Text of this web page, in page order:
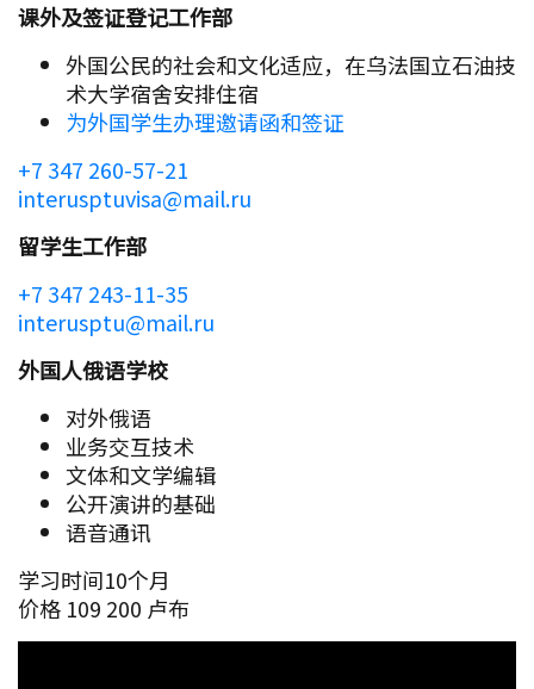
课外及签证登记工作部
外国公民的社会和文化适应，在乌法国立石油技
术大学宿舍安排住宿
为外国学生办理邀请函和签证
+7 347 260-57-21
interusptuvisa@mail.ru
留学生工作部
+7 347 243-11-35
interusptu@mail.ru
外国人俄语学校
对外俄语
业务交互技术
文体和文学编辑
公开演讲的基础
语音通讯
学习时间10个月
价格 109 200 卢布